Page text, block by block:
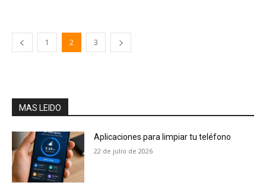
1 2 3
MAS LEIDO
Aplicaciones para limpiar tu teléfono
22 de julio de 2026